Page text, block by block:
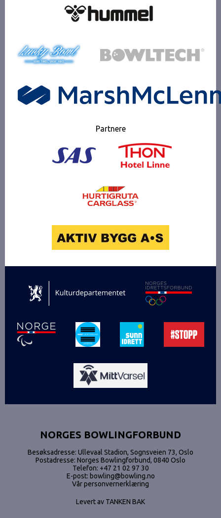
Partnere
NORGES BOWLINGFORBUND
Besøksadresse: Ullevaal Stadion, Sognsveien 73, Oslo
Postadresse: Norges Bowlingforbund, 0840 Oslo
Telefon: +47 21 02 97 30
E-post: bowling@bowling.no
Vår personvernerklæring
Levert av TANKEN BAK